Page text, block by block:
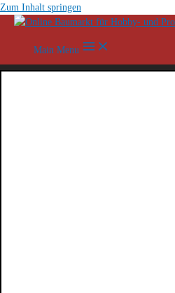
Zum Inhalt springen
Main Menu